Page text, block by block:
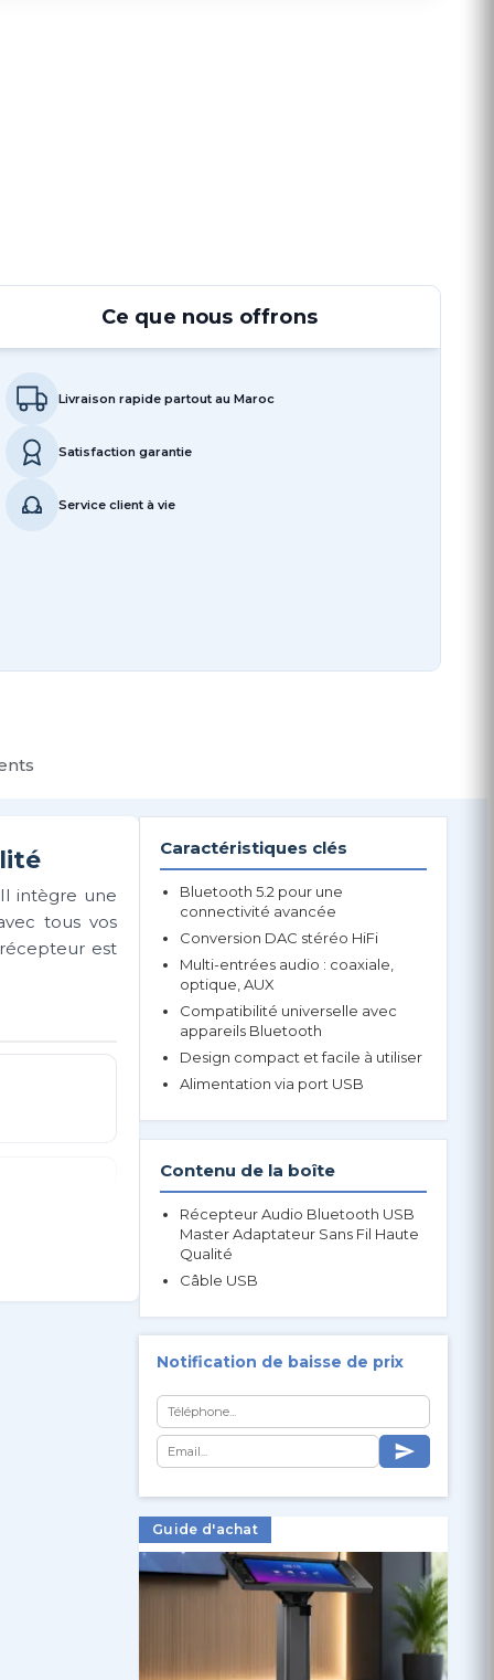
Ce que nous offrons
Livraison rapide partout au Maroc
Satisfaction garantie
Service client à vie
intègre une
tous vos
est
Caractéristiques clés
Bluetooth 5.2 pour une
connectivité avancée
Conversion DAC stéréo HiFi
Multi-entrées audio : coaxiale,
optique, AUX
Compatibilité universelle avec
appareils Bluetooth
Design compact et facile à utiliser
Alimentation via port USB
Contenu de la boîte
Récepteur Audio Bluetooth USB
Master Adaptateur Sans Fil Haute
Qualité
Câble USB
Notification de baisse de prix
Guide d'achat